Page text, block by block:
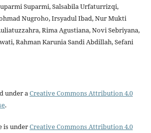
Suparmi, Salsabila Urfaturrizqi,
Nugroho, Irsyadul Ibad, Nur Mukti
Rima Agustiana, Novi Sebriyana,
Rahman Karunia Sandi Abdillah, Sefani
under aCreative Commons Attribution 4.0
.
is underCreative Commons Attribution 4.0